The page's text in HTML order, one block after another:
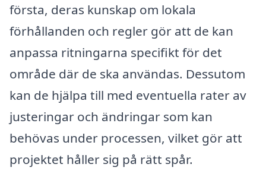
första, deras kunskap om lokala
förhållanden och regler gör att de kan
anpassa ritningarna specifikt för det
område där de ska användas. Dessutom
kan de hjälpa till med eventuella rater av
justeringar och ändringar som kan
behövas under processen, vilket gör att
projektet håller sig på rätt spår.